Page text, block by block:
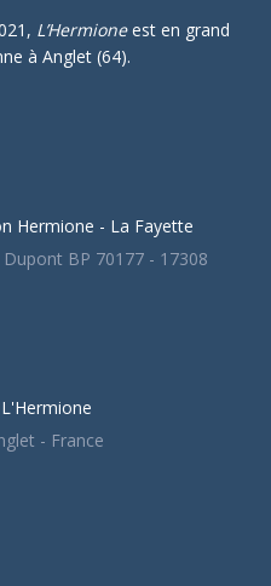
L’Hermioneest en grand
à Anglet (64).
Hermione - La Fayette
BP 70177 - 17308
- France